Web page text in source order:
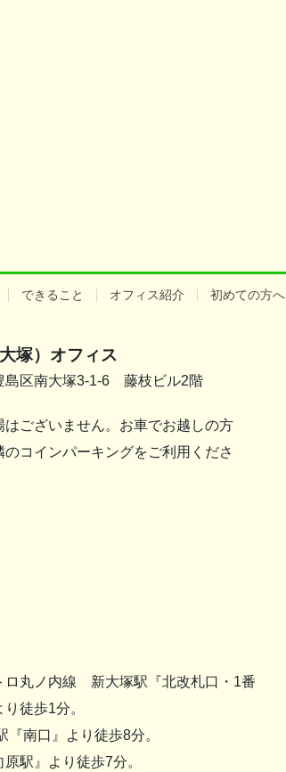
できること オフィス紹介 初めての方へ
塚）オフィス
島区南大塚3-1-6 藤枝ビル2階
ございません。お車でお越しの方
のコインパーキングをご利用くださ
ロ丸ノ内線 新大塚駅『北改札口・1番
徒歩1分。
『南口』より徒歩8分。
駅』より徒歩7分。